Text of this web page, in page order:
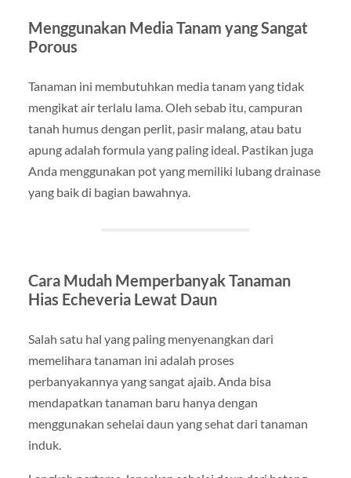
Menggunakan Media Tanam yang Sangat
Porous
Tanaman ini membutuhkan media tanam yang tidak
mengikat air terlalu lama. Oleh sebab itu, campuran
tanah humus dengan perlit, pasir malang, atau batu
apung adalah formula yang paling ideal. Pastikan juga
Anda menggunakan pot yang memiliki lubang drainase
yang baik di bagian bawahnya.
Cara Mudah Memperbanyak Tanaman
Hias Echeveria Lewat Daun
Salah satu hal yang paling menyenangkan dari
memelihara tanaman ini adalah proses
perbanyakannya yang sangat ajaib. Anda bisa
mendapatkan tanaman baru hanya dengan
menggunakan sehelai daun yang sehat dari tanaman
induk.